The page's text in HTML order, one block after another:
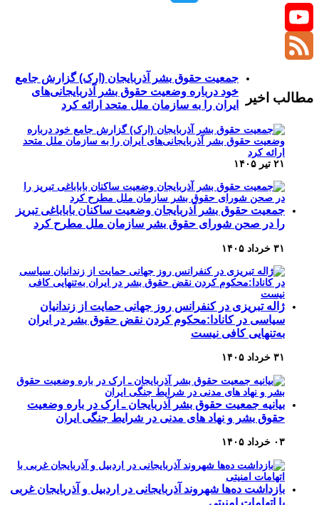
Twitter
YouTube
مطالب اخیر
جمعیت حقوق بشر آذربایجان (ارک) گزارش جامع
خود درباره وضعیت حقوق بشر آذربایجانی‌های
ایران را به سازمان ملل متحد ارائه کرد
۲۱ تیر ۱۴۰۵
جمعیت حقوق بشر آذربایجان وضعیت ساکنان باباباغی تبریز
را در صحن شورای حقوق بشر سازمان ملل مطرح کرد
۳۱ خرداد ۱۴۰۵
ژاله تبریزی در کنفرانس روز جهانی حمایت از زندانیان
سیاسی در کانادا:محکوم کردن نقض حقوق بشر در ایران
به‌تنهایی کافی نیست
۳۱ خرداد ۱۴۰۵
بیانیه جمعیت حقوق بشر آذربایجان ـ ارک در باره وضعیت
حقوق بشر و نهاد های مدنی در شرایط جنگی ایران
۰۳ خرداد ۱۴۰۵
بازداشت ده‌ها شهروند آذربایجانی در اردبیل و آذربایجان غربی
با اتهامات امنیتی